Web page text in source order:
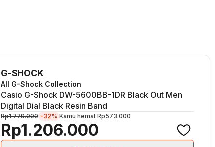
G-SHOCK
All G-Shock Collection
Casio G-Shock DW-5600BB-1DR Black Out Men
Digital Dial Black Resin Band
Rp1.206.000
Rp1.779.000 -32% Kamu hemat Rp573.000